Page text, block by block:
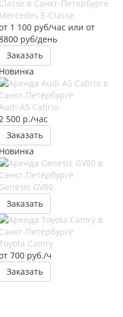
Mercedes E-Classe
1 100 руб/час или от
руб/день
Заказать
Новинка
A5 Cabrio
500 р./час
Заказать
Новинка
Genesis GV80
Заказать
Camry
700 руб./ч
Заказать